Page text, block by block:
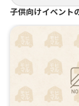
子供向けイベント